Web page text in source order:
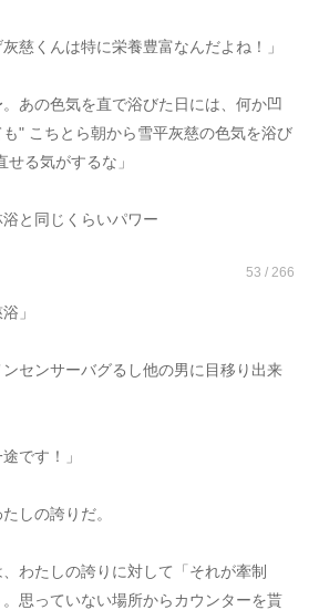
慈くんは特に栄養豊富なんだよね！」
あの色気を直で浴びた日には、何か凹
" こちとら朝から雪平灰慈の色気を浴び
る気がするな」
浴と同じくらいパワー
53 / 266
」
ンセンサーバグるし他の男に目移り出来
です！」
しの誇りだ。
わたしの誇りに対して「それが牽制
思っていない場所からカウンターを貰